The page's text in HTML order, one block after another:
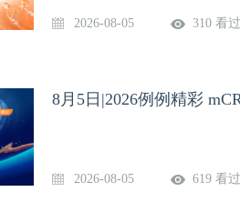
2026-08-05 310 看过
8月5日|2026例例精彩
2026-08-05 619 看过